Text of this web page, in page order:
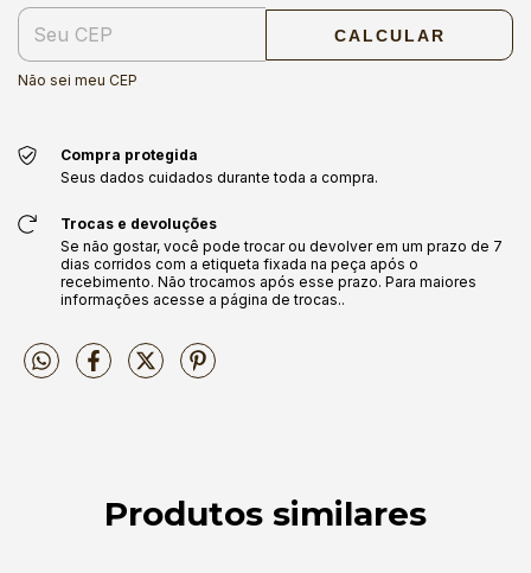
CALCULAR
Não sei meu CEP
Compra protegida
Seus dados cuidados durante toda a compra.
Trocas e devoluções
Se não gostar, você pode trocar ou devolver em um prazo de 7
dias corridos com a etiqueta fixada na peça após o
recebimento. Não trocamos após esse prazo. Para maiores
informações acesse a página de trocas..
Produtos similares